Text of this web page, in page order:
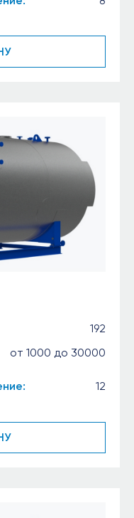
192
от 1000 до 30000
12